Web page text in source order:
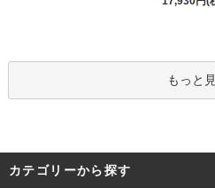
もっと
カテゴリーから探す